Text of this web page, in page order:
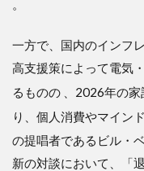
。
一方で、国内のインフ
高支援策によって電気
るものの
、2026年の
り、個人消費やマイン
の提唱者であるビル・
新の対談において、「